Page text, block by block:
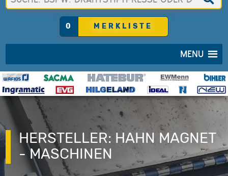
0 MERKLISTE
MENU
HERSTELLER: HAHN MAGNET
- MASCHINEN